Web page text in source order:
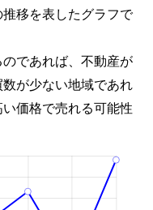
移を表したグラフで
であれば、不動産が
が少ない地域であれ
価格で売れる可能性